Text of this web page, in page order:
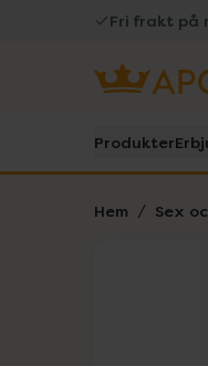
Fri frakt på
Produkter
Hem Sex